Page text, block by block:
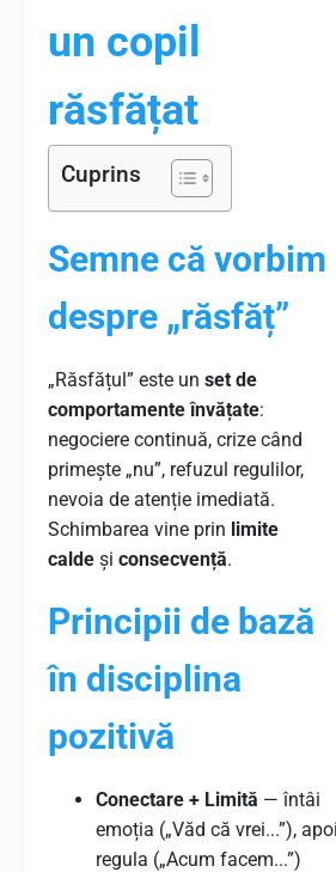
un copil
răsfățat
Cuprins
Semne că vorbim
despre „răsfăț”
„Răsfățul” este un set de
comportamente învățate:
negociere continuă, crize când
primește „nu”, refuzul regulilor,
nevoia de atenție imediată.
Schimbarea vine prin limite
calde și consecvență.
Principii de bază
în disciplina
pozitivă
Conectare + Limită — întâi
emoția („Văd că vrei...”), apoi
regula („Acum facem...”)